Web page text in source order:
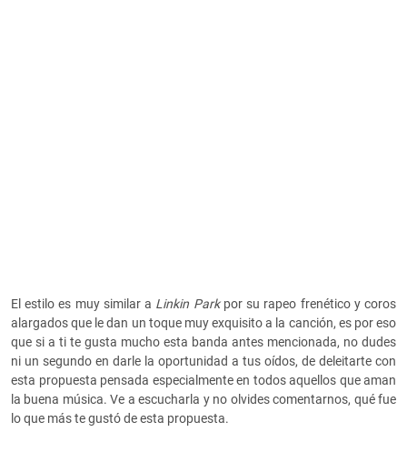
El estilo es muy similar a Linkin Parkpor su rapeo frenético y coros
alargados que le dan un toque muy exquisito a la canción, es por eso
que si a ti te gusta mucho esta banda antes mencionada, no dudes
ni un segundo en darle la oportunidad a tus oídos, de deleitarte con
esta propuesta pensada especialmente en todos aquellos que aman
la buena música. Ve a escucharla y no olvides comentarnos, qué fue
lo que más te gustó de esta propuesta.